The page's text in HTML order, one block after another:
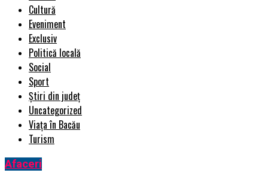
Cultură
Eveniment
Exclusiv
Politică locală
Social
Sport
Știri din județ
Uncategorized
Viața în Bacău
Turism
Afaceri